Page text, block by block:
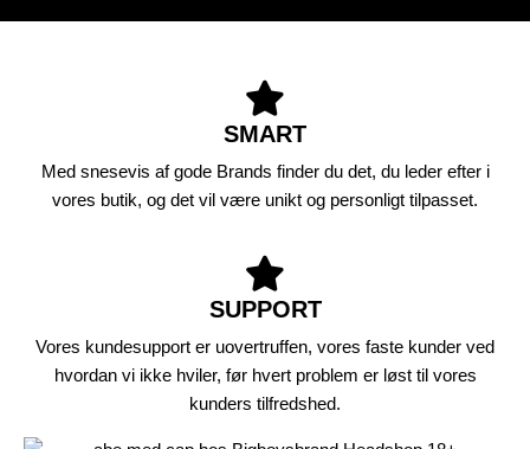
SMART
Med snesevis af gode Brands finder du det, du leder efter i
vores butik, og det vil være unikt og personligt tilpasset.
SUPPORT
Vores kundesupport er uovertruffen, vores faste kunder ved
hvordan vi ikke hviler, før hvert problem er løst til vores
kunders tilfredshed.